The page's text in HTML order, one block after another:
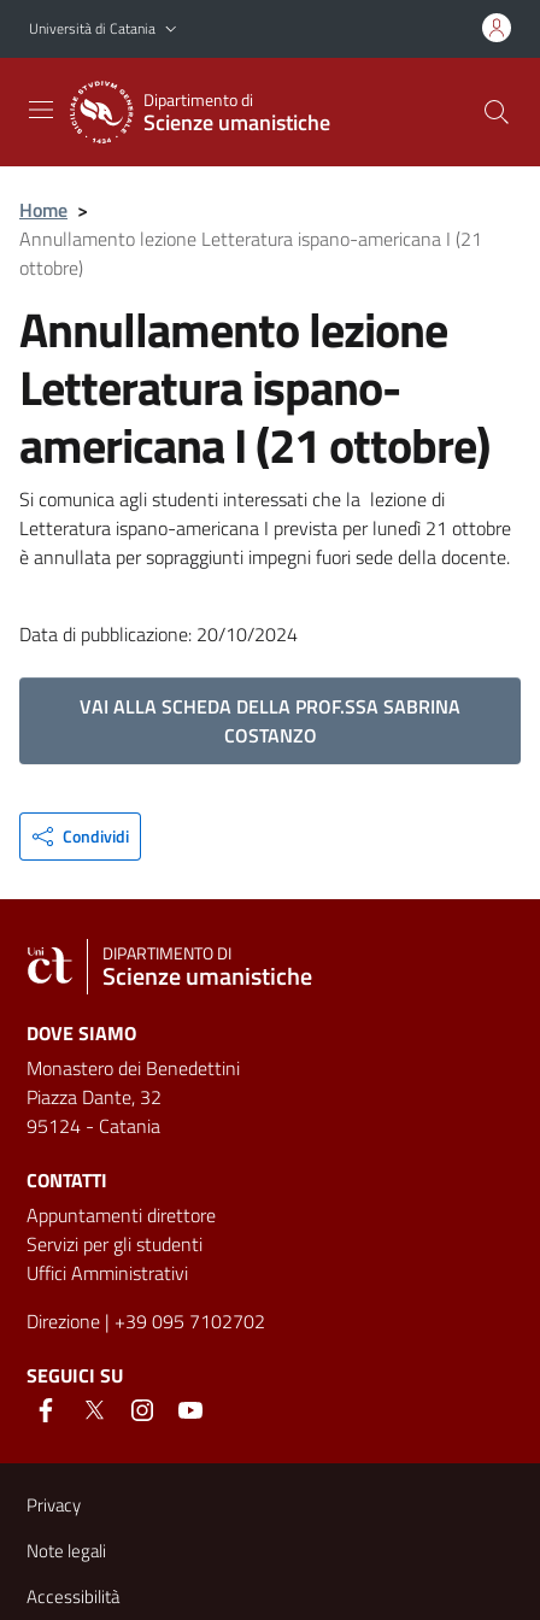
Vai al contenuto principale
Vai al menu di navigazione
Università di Catania
Dipartimento di
Scienze umanistiche
Home >
Annullamento lezione Letteratura ispano-americana I (21
ottobre)
Annullamento lezione
Letteratura ispano-
americana I (21 ottobre)
Si comunica agli studenti interessati che la lezione di
Letteratura ispano-americana I prevista per lunedì 21 ottobre
è annullata per sopraggiunti impegni fuori sede della docente.
Data di pubblicazione: 20/10/2024
VAI ALLA SCHEDA DELLA PROF.SSA SABRINA
COSTANZO
Condividi
DIPARTIMENTO DI
Scienze umanistiche
DOVE SIAMO
Monastero dei Benedettini
Piazza Dante, 32
95124 - Catania
CONTATTI
Appuntamenti direttore
Servizi per gli studenti
Uffici Amministrativi
Direzione | +39 095 7102702
SEGUICI SU
Link e informazioni utili
Privacy
Note legali
Accessibilità